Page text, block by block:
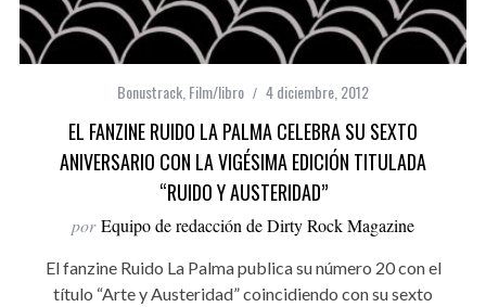
Bonustrack Film/libro 4 diciembre, 2012
EL FANZINE RUIDO LA PALMA CELEBRA SU SEXTO
ANIVERSARIO CON LA VIGÉSIMA EDICIÓN TITULADA
“RUIDO Y AUSTERIDAD”
por Equipo de redacción de Dirty Rock Magazine
El fanzine Ruido La Palma publica su número 20 con el
título “Arte y Austeridad” coincidiendo con su sexto